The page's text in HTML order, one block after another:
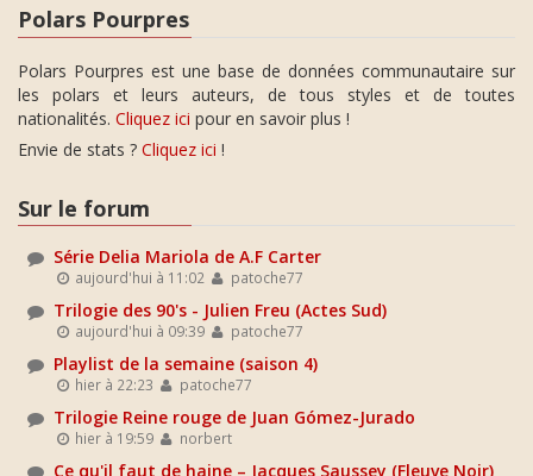
Polars Pourpres
Polars Pourpres est une base de données communautaire sur
les polars et leurs auteurs, de tous styles et de toutes
nationalités. Cliquez ici pour en savoir plus !
Envie de stats ? Cliquez ici !
Sur le forum
Série Delia Mariola de A.F Carter
aujourd'hui à 11:02 patoche77
Trilogie des 90's - Julien Freu (Actes Sud)
aujourd'hui à 09:39 patoche77
Playlist de la semaine (saison 4)
hier à 22:23 patoche77
Trilogie Reine rouge de Juan Gómez-Jurado
hier à 19:59 norbert
Ce qu'il faut de haine – Jacques Saussey (Fleuve Noir)